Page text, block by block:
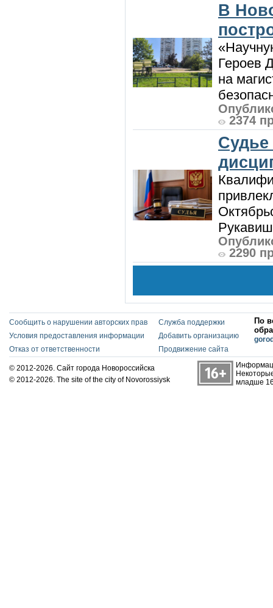
В
Героев
на
2374
2290
Сообщить о нарушении авторских прав
Условия предоставления информации
Отказ от ответственности
Служба поддержки
Добавить организацию
Продвижение сайта
По
© 2012-2026. Сайт города Новороссийска
© 2012-2026. The site of the city of Novorossiysk
младше